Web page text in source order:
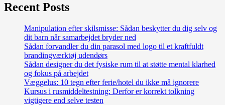
Recent Posts
Manipulation efter skilsmisse: Sådan beskytter du dig selv og
dit barn når samarbejdet bryder ned
Sådan forvandler du din parasol med logo til et kraftfuldt
brandingværktøj udendørs
Sådan designer du det fysiske rum til at støtte mental klarhed
og fokus på arbejdet
Væggelus: 10 tegn efter ferie/hotel du ikke må ignorere
Kursus i rusmiddeltestning: Derfor er korrekt tolkning
vigtigere end selve testen